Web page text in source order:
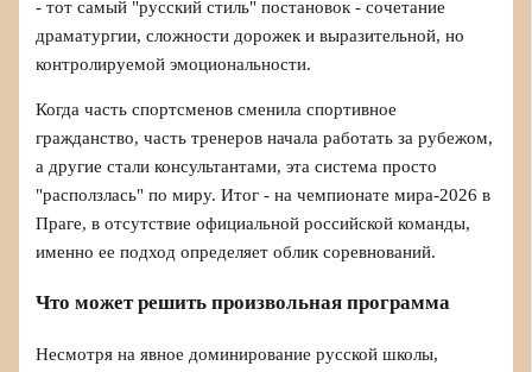
- тот самый "русский стиль" постановок - сочетание
драматургии, сложности дорожек и выразительной, но
контролируемой эмоциональности.
Когда часть спортсменов сменила спортивное
гражданство, часть тренеров начала работать за рубежом,
а другие стали консультантами, эта система просто
"расползлась" по миру. Итог - на чемпионате мира-2026 в
Праге, в отсутствие официальной российской команды,
именно ее подход определяет облик соревнований.
Что может решить произвольная программа
Несмотря на явное доминирование русской школы,